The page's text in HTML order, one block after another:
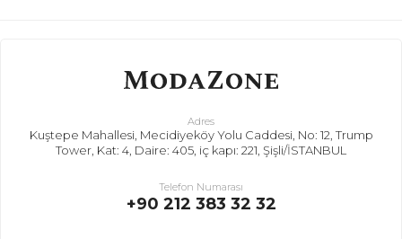
Adres
Kuştepe Mahallesi, Mecidiyeköy Yolu Caddesi, No: 12, Trump
Tower, Kat: 4, Daire: 405, iç kapı: 221, Şişli/İSTANBUL
Telefon Numarası
+90 212 383 32 32